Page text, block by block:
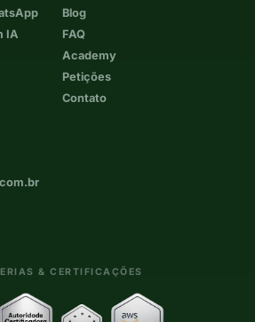
& CERTIFICAÇÕES
IA
Blog
FAQ
Academy
Petições
Contato